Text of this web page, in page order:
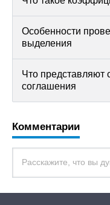
Особенности
выделения
Что представляют
соглашения
Комментарии